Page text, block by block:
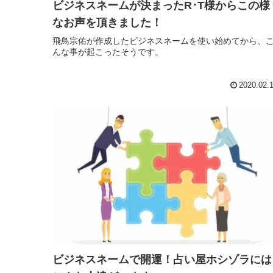
ビジネスネームが決まったR･T様からこの様
なお声を頂きました！
飛鳥宗佑が作成したビジネスネームを使い始めてから、
んな事が起こったそうです。
ビジネスネームで開運！占い屋ホシゾラには